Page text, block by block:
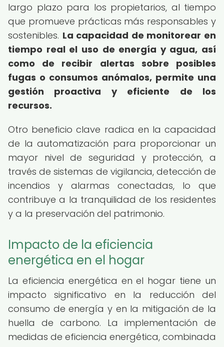
largo plazo para los propietarios, al tiempo
que promueve prácticas más responsables y
sostenibles. La capacidad de monitorear en
tiempo real el uso de energía y agua, así
como de recibir alertas sobre posibles
fugas o consumos anómalos, permite una
gestión proactiva y eficiente de los
recursos.
Otro beneficio clave radica en la capacidad
de la automatización para proporcionar un
mayor nivel de seguridad y protección, a
través de sistemas de vigilancia, detección de
incendios y alarmas conectadas, lo que
contribuye a la tranquilidad de los residentes
y a la preservación del patrimonio.
Impacto de la eficiencia
energética en el hogar
La eficiencia energética en el hogar tiene un
impacto significativo en la reducción del
consumo de energía y en la mitigación de la
huella de carbono. La implementación de
medidas de eficiencia energética, combinada